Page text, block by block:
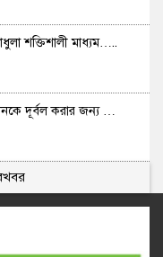
শক্তিশালী মাধ্যম…..
দূর্বল করার জন্য …